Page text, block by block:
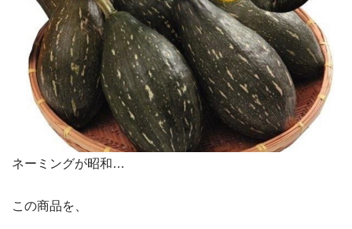
ネーミングが昭和…
この商品を、